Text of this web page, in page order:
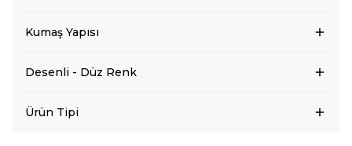
Kumaş Yapısı
Desenli - Düz Renk
Ürün Tipi